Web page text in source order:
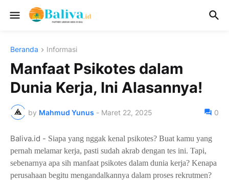
Beranda Informasi
Manfaat Psikotes dalam
Dunia Kerja, Ini Alasannya!
by Mahmud Yunus - Maret 22, 2025 0
Baliva.id - Siapa yang nggak kenal psikotes? Buat kamu yang
pernah melamar kerja, pasti sudah akrab dengan tes ini. Tapi,
sebenarnya apa sih manfaat psikotes dalam dunia kerja? Kenapa
perusahaan begitu mengandalkannya dalam proses rekrutmen?